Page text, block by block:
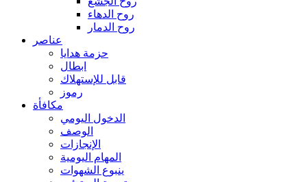
روح الدهاء
روح الدمار
عناصر
حزمة هدايا
ابطال
قابل للإستهلاك
رموز
مكافأة
الدخول اليومي
الوصف
الإنجازات
المهام اليومية
ينبوع الشهوات